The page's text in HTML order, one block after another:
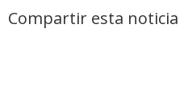
Compartir esta noticia